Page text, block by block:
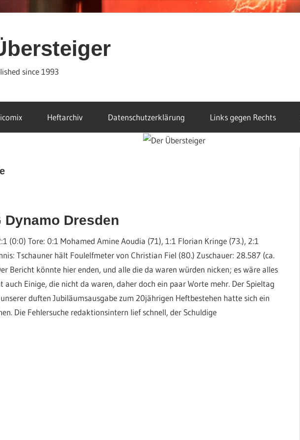
since 1993
Heftarchiv Datenschutzerklärung Links gegen Rechts
Dynamo Dresden
(0:0) Tore: 0:1 Mohamed Amine Aoudia (71), 1:1 Florian Kringe (73.), 2:1
Tschauner hält Foulelfmeter von Christian Fiel (80.) Zuschauer: 28.587 (ca.
Bericht könnte hier enden, und alle die da waren würden nicken; es wäre alles
auch Einige, die nicht da waren, daher doch ein paar Worte mehr. Der Spieltag
duften Jubiläumsausgabe zum 20jährigen Heftbestehen hatte sich ein
Die Fehlersuche redaktionsintern lief schnell, der Schuldige